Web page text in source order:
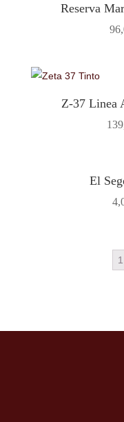
Reserva
Z-37 Linea
El
1